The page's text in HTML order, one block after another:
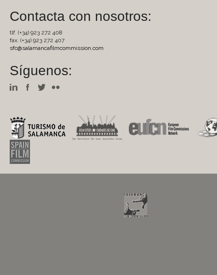
Contacta con nosotros:
tlf. (+34) 923 272 408
fax. (+34) 923 272 407
sfc@salamancafilmcommission.com
Síguenos: